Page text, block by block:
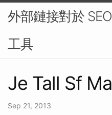
外部鏈接對於
工具
Je Tall Sf
Sep 21, 2013